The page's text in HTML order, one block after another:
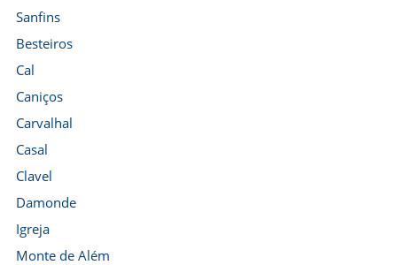
Sanfins
Besteiros
Cal
Caniços
Carvalhal
Casal
Clavel
Damonde
Igreja
Monte de Além